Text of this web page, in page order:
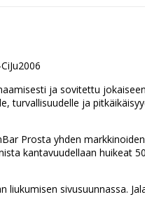
ja sovitettu jokaiseen
turvallisuudelle ja
Prosta yhden markkinoiden
kantavuudellaan huikeat
sivusuunnassa.